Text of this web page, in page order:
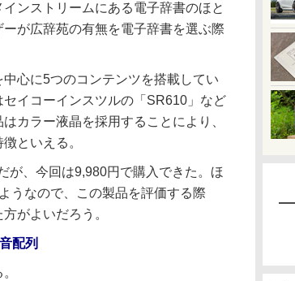
ンストリームにある電子辞書のほと
が広辞苑の有無を電子辞書を選ぶ際
心に5つのコンテンツを搭載してい
イコーインスツルの「SR610」など
カラー液晶を採用することにより、
といえる。
、今回は9,980円で購入できた。ほ
うなので、この製品を評価する際
がよいだろう。
配列